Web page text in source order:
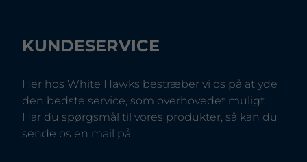
KUNDESERVICE
Her hos White Hawks bestræber vi os på at yde
den bedste service, som overhovedet muligt.
Har du spørgsmål til vores produkter, så kan du
sende os en mail på: